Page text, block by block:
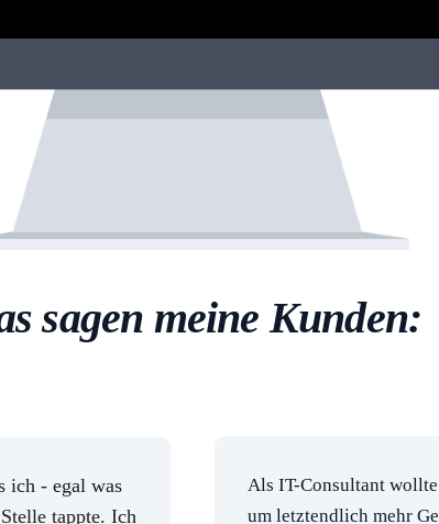
sagen meine Kunden:
ich - egal was
tappte. Ich
Als IT-Consultant
um letztendlich mehr